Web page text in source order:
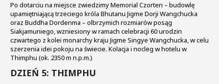
Po dotarciu na miejsce zwiedzimy Memorial Czorten – budowlę
upamiętniającą trzeciego króla Bhutanu Jigme Dorji Wangchucka
oraz Buddha Dordenma – olbrzymich rozmiarów posąg
Siakjamuniego, wzniesiony w ramach celebracji 60 urodzin
czwartego z kolei monarchy kraju Jigme Singye Wangchucka, w celu
szerzenia idei pokoju na świecie. Kolacja i nocleg w hotelu w
Thimphu (ok. 2350 m n.p.m.)
DZIEŃ 5: THIMPHU